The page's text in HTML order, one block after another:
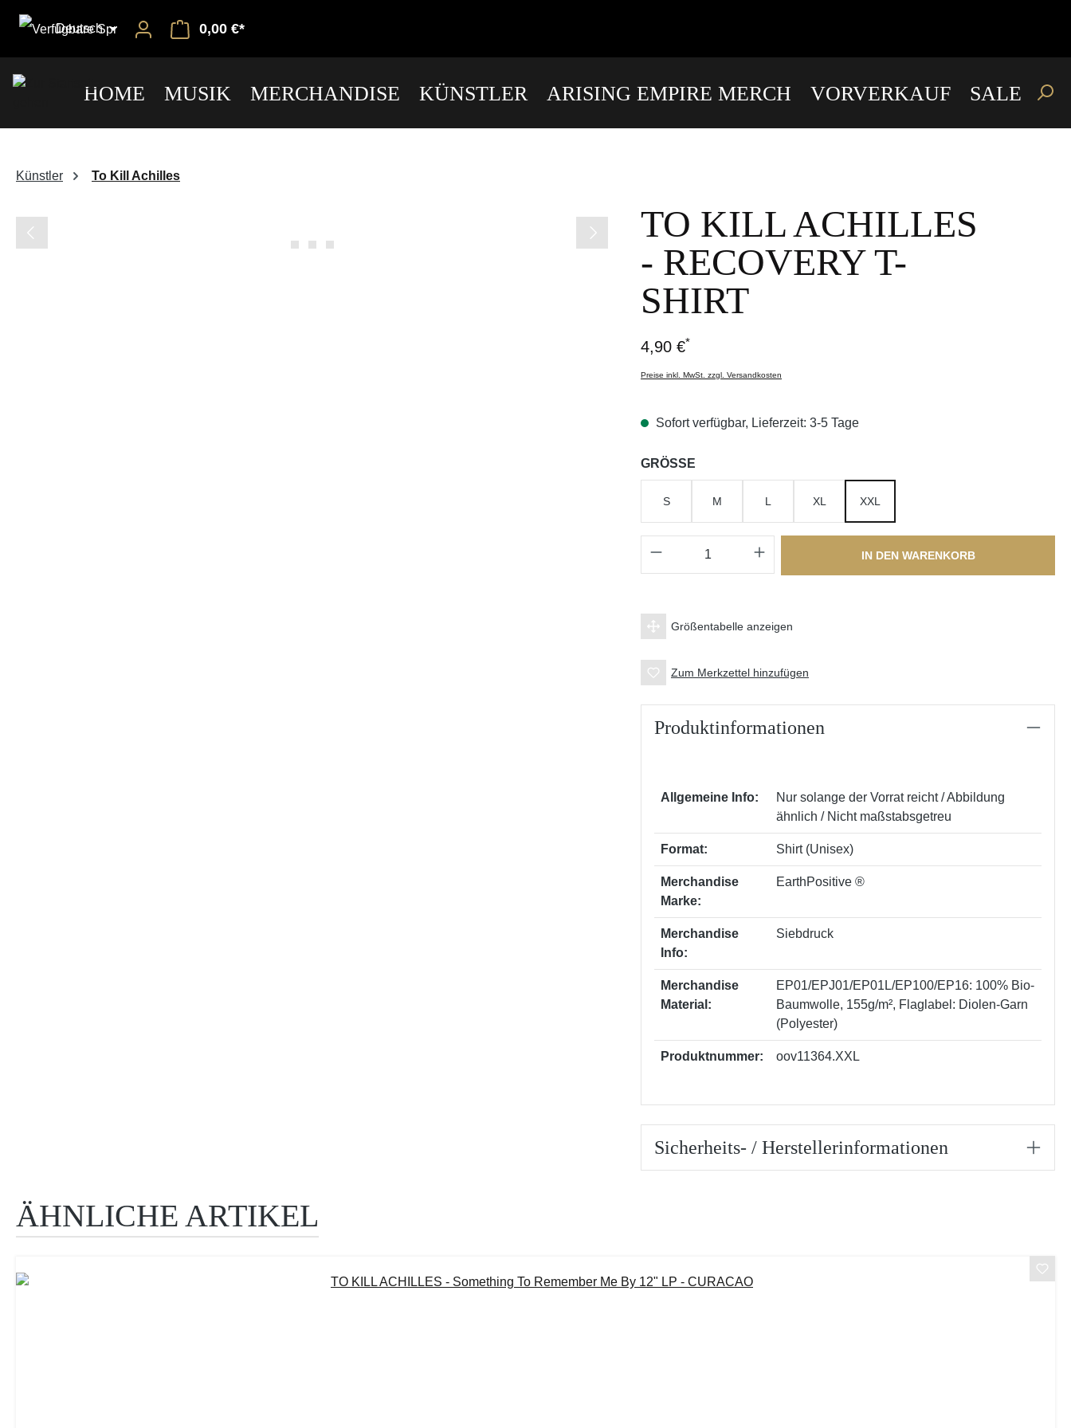
Deutsch 0,00 €*
HOME MUSIK MERCHANDISE KÜNSTLER ARISING EMPIRE MERCH VORVERKAUF SALE
Künstler To Kill Achilles
TO KILL ACHILLES
- RECOVERY T-
SHIRT
4,90 €*
Preise inkl. MwSt. zzgl. Versandkosten
Sofort verfügbar, Lieferzeit: 3-5 Tage
GRÖSSE
S M L XL XXL
Produkt Anzahl: Gib den gewünschten Wert ein
IN DEN WARENKORB
Größentabelle anzeigen
Zum Merkzettel hinzufügen
Produktinformationen
Allgemeine Info:
Nur solange der Vorrat reicht / Abbildung
ähnlich / Nicht maßstabsgetreu
Format: Shirt (Unisex)
Merchandise
Marke:
EarthPositive ®
Merchandise
Info:
Siebdruck
Merchandise
Material:
EP01/EPJ01/EP01L/EP100/EP16: 100% Bio-
Baumwolle, 155g/m², Flaglabel: Diolen-Garn
(Polyester)
Produktnummer: oov11364.XXL
Sicherheits- / Herstellerinformationen
ÄHNLICHE ARTIKEL